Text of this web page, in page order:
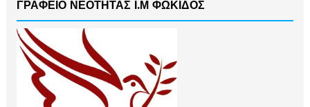
ΓΡΑΦΕΙΟ ΝΕΟΤΗΤΑΣ Ι.Μ ΦΩΚΙΔΟΣ